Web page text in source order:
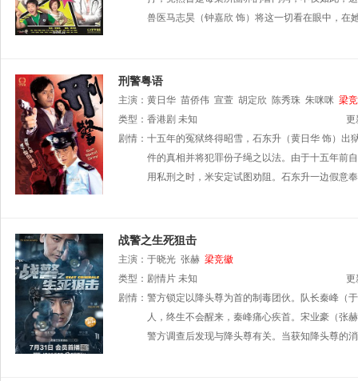
兽医马志昊（钟嘉欣 饰）将这一切看在眼中，
刑警粤语
主演： 黄日华 苗侨伟 宣萱 胡定欣 陈秀珠 朱咪咪 梁
类型： 香港剧 未知
更
剧情： 十五年的冤狱终得昭雪，石东升（黄日华 饰）出
件的真相并将犯罪份子绳之以法。由于十五年前
用私刑之时，米安定试图劝阻。石东升一边假意
战警之生死狙击
主演： 于晓光 张赫 梁竞徽
类型： 剧情片 未知
更
剧情： 警方锁定以降头尊为首的制毒团伙。队长秦峰（
人，终生不会醒来，秦峰痛心疾首。宋业豪（张
警方调查后发现与降头尊有关。当获知降头尊的